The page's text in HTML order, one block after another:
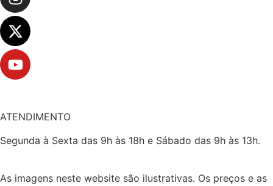
ATENDIMENTO
Segunda à Sexta das 9h às 18h e Sábado das 9h às 13h.
As imagens neste website são ilustrativas. Os preços e as